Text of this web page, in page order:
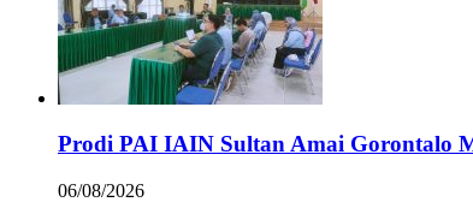
Prodi PAI IAIN Sultan Amai Gorontalo
06/08/2026